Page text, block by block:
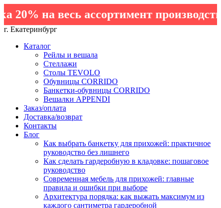
на весь ассортимент
г. Екатеринбург
Каталог
Рейлы и вешала
Стеллажи
Столы TEVOLO
Обувницы CORRIDO
Банкетки-обувницы CORRIDO
Вешалки APPENDI
Заказ/оплата
Доставка/возврат
Контакты
Блог
Как выбрать банкетку для прихожей: практичное
руководство без лишнего
Как сделать гардеробную в кладовке: пошаговое
руководство
Современная мебель для прихожей: главные
правила и ошибки при выборе
Архитектура порядка: как выжать максимум из
каждого сантиметра гардеробной